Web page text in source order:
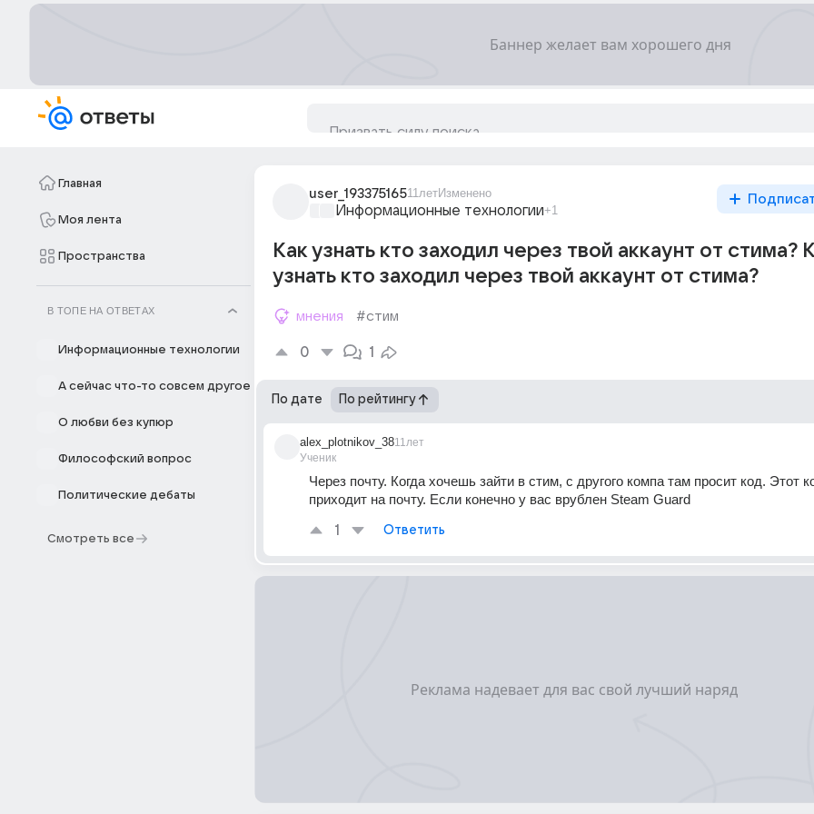
Главная
Моя лента
Пространства
В ТОПЕ НА ОТВЕТАХ
Информационные технологии
А сейчас что-то совсем другое
О любви без купюр
Философский вопрос
Политические дебаты
Смотреть все
user_19337516511летИзменено
Информационные технологии+1
Как узнать кто заходил через твой аккаунт от стима?
узнать кто заходил через твой аккаунт от стима?
мнения #стим
0 1
По дате По рейтингу
alex_plotnikov_38
Ученик
11лет
Через почту. Когда хочешь зайти в стим, с другого компа там просит код. Этот
приходит на почту. Если конечно у вас врублен Steam Guard
1 Ответить